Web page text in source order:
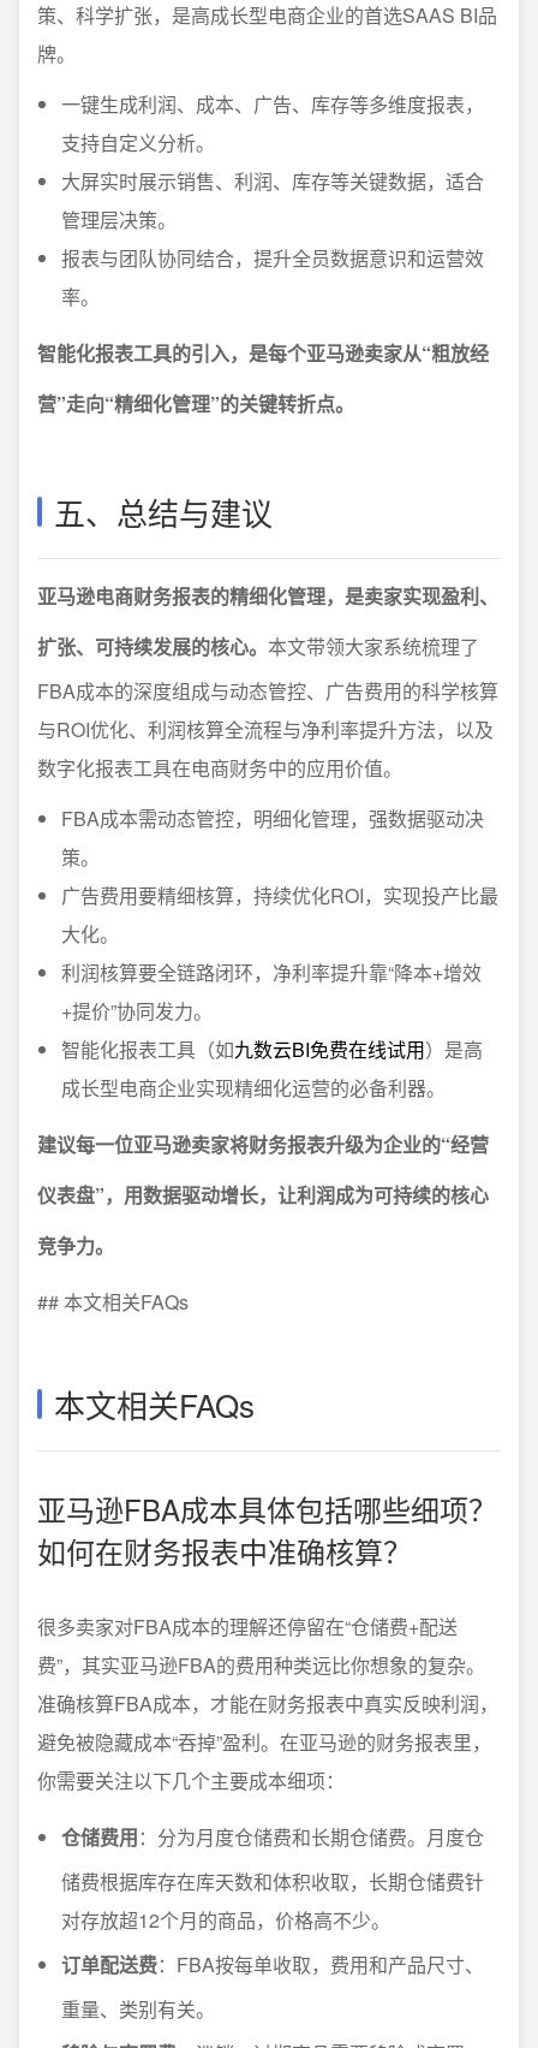
策、科学扩张，是高成长型电商企业的首选SAAS BI品
牌。
一键生成利润、成本、广告、库存等多维度报表，
支持自定义分析。
大屏实时展示销售、利润、库存等关键数据，适合
管理层决策。
报表与团队协同结合，提升全员数据意识和运营效
率。
智能化报表工具的引入，是每个亚马逊卖家从“粗放经
营”走向“精细化管理”的关键转折点。
五、总结与建议
亚马逊电商财务报表的精细化管理，是卖家实现盈利、
扩张、可持续发展的核心。 本文带领大家系统梳理了
FBA成本的深度组成与动态管控、广告费用的科学核算
与ROI优化、利润核算全流程与净利率提升方法，以及
数字化报表工具在电商财务中的应用价值。
FBA成本需动态管控，明细化管理，强数据驱动决
策。
广告费用要精细核算，持续优化ROI，实现投产比最
大化。
利润核算要全链路闭环，净利率提升靠“降本+增效
+提价”协同发力。
智能化报表工具（如九数云BI免费在线试用）是高
成长型电商企业实现精细化运营的必备利器。
建议每一位亚马逊卖家将财务报表升级为企业的“经营
仪表盘”，用数据驱动增长，让利润成为可持续的核心
竞争力。
## 本文相关FAQs
本文相关FAQs
亚马逊FBA成本具体包括哪些细项？
如何在财务报表中准确核算？
很多卖家对FBA成本的理解还停留在“仓储费+配送
费”，其实亚马逊FBA的费用种类远比你想象的复杂。
准确核算FBA成本，才能在财务报表中真实反映利润，
避免被隐藏成本“吞掉”盈利。在亚马逊的财务报表里，
你需要关注以下几个主要成本细项：
仓储费用：分为月度仓储费和长期仓储费。月度仓
储费根据库存在库天数和体积收取，长期仓储费针
对存放超12个月的商品，价格高不少。
订单配送费：FBA按每单收取，费用和产品尺寸、
重量、类别有关。